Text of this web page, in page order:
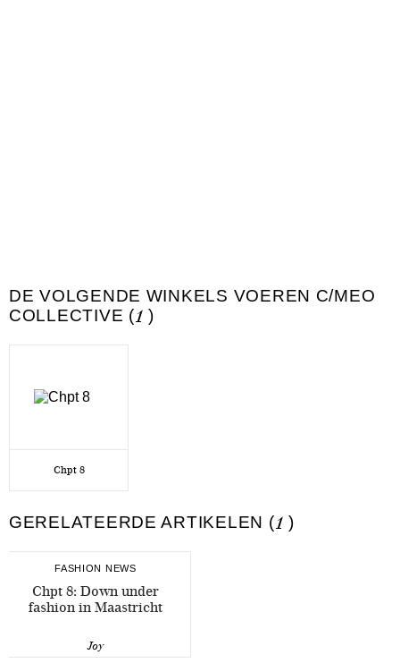
DE VOLGENDE WINKELS VOEREN C/MEO
COLLECTIVE (1 )
Chpt 8
GERELATEERDE ARTIKELEN (1 )
FASHION NEWS
Chpt 8: Down under
fashion in Maastricht
Joy